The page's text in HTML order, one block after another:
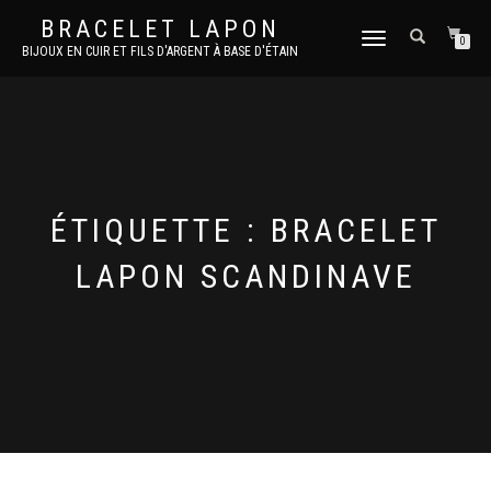
BRACELET LAPON
BIJOUX EN CUIR ET FILS D'ARGENT À BASE D'ÉTAIN
DÉPLIER
0
ÉTIQUETTE : BRACELET
LAPON SCANDINAVE